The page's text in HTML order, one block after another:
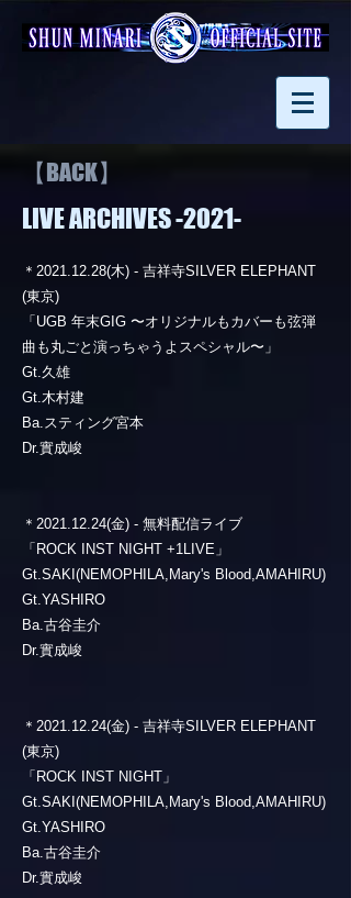
【BACK】
LIVE ARCHIVES -2021-
＊2021.12.28(木) - 吉祥寺SILVER ELEPHANT
(東京)
「UGB 年末GIG 〜オリジナルもカバーも弦弾
曲も丸ごと演っちゃうよスペシャル〜」
Gt.久雄
Gt.木村建
Ba.スティング宮本
Dr.實成峻
＊2021.12.24(金) - 無料配信ライブ
「ROCK INST NIGHT +1LIVE」
Gt.SAKI(NEMOPHILA,Mary's Blood,AMAHIRU)
Gt.YASHIRO
Ba.古谷圭介
Dr.實成峻
＊2021.12.24(金) - 吉祥寺SILVER ELEPHANT
(東京)
「ROCK INST NIGHT」
Gt.SAKI(NEMOPHILA,Mary's Blood,AMAHIRU)
Gt.YASHIRO
Ba.古谷圭介
Dr.實成峻